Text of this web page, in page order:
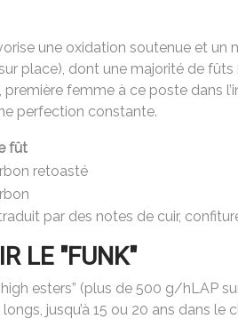
une oxidation soutenue et un
place), dont une majorité de
première femme à ce poste dans
perfection constante.
fût
retoasté
par des notes de cuir,
LE "FUNK"
esters” (plus de 500 g/hLAP
jusqu’à 15 ou 20 ans dans le